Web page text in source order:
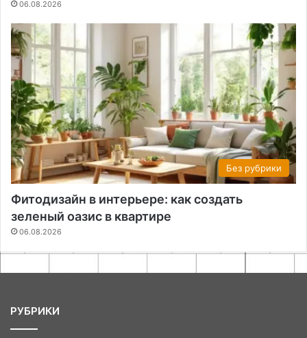
06.08.2026
Без рубрики
Фитодизайн в интерьере: как создать
зеленый оазис в квартире
06.08.2026
РУБРИКИ